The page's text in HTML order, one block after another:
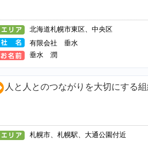
北海道札幌市東区、中央区
有限会社 垂水
垂水 潤
人と人とのつながりを大切にする
札幌市、札幌駅、大通公園付近